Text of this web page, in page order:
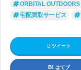
ORBITAL OUTDOORS
宅配買取サービス
ツイート
はてブ